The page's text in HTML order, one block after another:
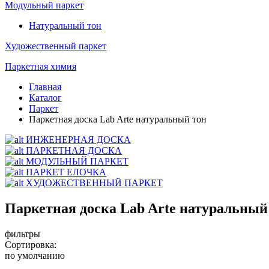
Модульный паркет
Натуральный тон
Художественный паркет
Паркетная химия
Главная
Каталог
Паркет
Паркетная доска Lab Arte натуральный тон
ИНЖЕНЕРНАЯ ДОСКА
ПАРКЕТНАЯ ДОСКА
МОДУЛЬНЫЙ ПАРКЕТ
ПАРКЕТ ЕЛОЧКА
ХУДОЖЕСТВЕННЫЙ ПАРКЕТ
Паркетная доска Lab Arte
фильтры
Сортировка:
по умолчанию